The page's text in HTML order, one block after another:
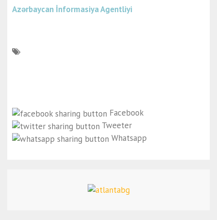
Azərbaycan İnformasiya Agentliyi
Facebook
Tweeter
Whatsapp